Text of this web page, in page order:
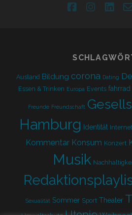
facebook
Ausland Bildung corona Dating
Essen & Trinken Europa Events fahrrad
Freunde Freundschaft
Hamburg Identität Internet
Kommentar Konsum Konzert
Musik
Sexualität Sommer Sport Theater